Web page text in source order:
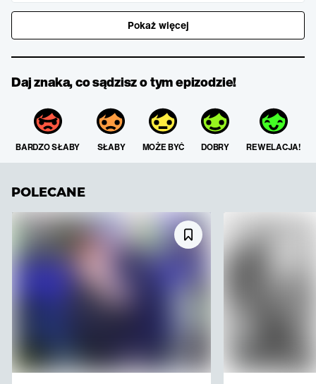
Pokaż więcej
Daj znaka, co sądzisz o tym epizodzie!
BARDZO SŁABY SŁABY MOŻE BYĆ DOBRY REWELACJA!
POLECANE